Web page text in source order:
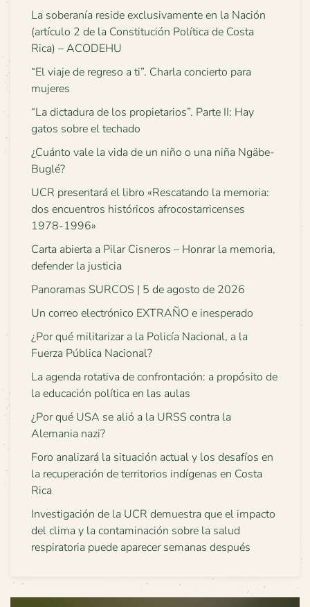
La soberanía reside exclusivamente en la Nación
(artículo 2 de la Constitución Política de Costa
Rica) – ACODEHU
“El viaje de regreso a ti”. Charla concierto para
mujeres
“La dictadura de los propietarios”. Parte II: Hay
gatos sobre el techado
¿Cuánto vale la vida de un niño o una niña Ngäbe-
Buglé?
UCR presentará el libro «Rescatando la memoria:
dos encuentros históricos afrocostarricenses
1978-1996»
Carta abierta a Pilar Cisneros – Honrar la memoria,
defender la justicia
Panoramas SURCOS | 5 de agosto de 2026
Un correo electrónico EXTRAÑO e inesperado
¿Por qué militarizar a la Policía Nacional, a la
Fuerza Pública Nacional?
La agenda rotativa de confrontación: a propósito de
la educación política en las aulas
¿Por qué USA se alió a la URSS contra la
Alemania nazi?
Foro analizará la situación actual y los desafíos en
la recuperación de territorios indígenas en Costa
Rica
Investigación de la UCR demuestra que el impacto
del clima y la contaminación sobre la salud
respiratoria puede aparecer semanas después